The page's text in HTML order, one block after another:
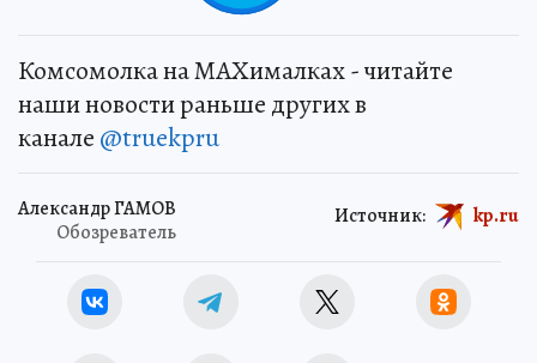
Комсомолка на MAXималках - читайте
наши новости раньше других в
канале @truekpru
Александр ГАМОВ
Обозреватель
Источник: kp.ru